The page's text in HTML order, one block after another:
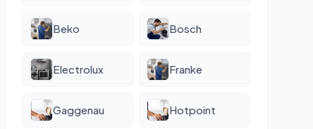
Beko Bosch
Electrolux Franke
Gaggenau Hotpoint